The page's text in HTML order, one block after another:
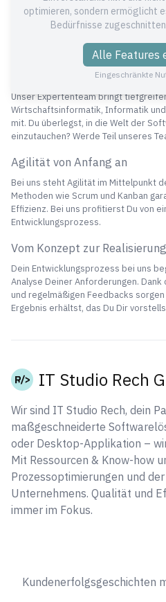
optimieren, sondern ermöglicht
Bedürfnisse
Alle Features
Eingeschränkte
höchste Qualitätsstandards. Mit
AWS Cloud setzen wir Deine
Top Expertise in der
Unser Expertenteam bringt
Wirtschaftsinformatik, Informatik
mit. Du überlegst, in die Welt der
einzutauchen? Werde Teil unseres
Agilität von Anfang an
Bei uns steht Agilität im Mittelpunkt
Methoden wie Scrum und Kanban
Effizienz. Bei uns profitierst Du von
Entwicklungsprozess.
Vom Konzept zur Realisierung
Dein Entwicklungsprozess bei uns
Analyse Deiner Anforderungen.
und regelmäßigen Feedbacks
Ergebnis erhältst, das Du Dir
IT Studio Rech
Wir sind IT Studio Rech, dein
maßgeschneiderte
oder Desktop-Applikation –
Mit Ressourcen & Know-how
Prozessoptimierungen und
Unternehmens. Qualität und
immer im Fokus.
Kundenerfolgsgeschichten